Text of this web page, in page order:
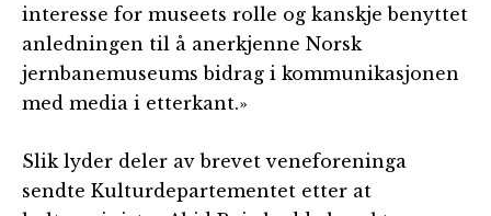
interesse for museets rolle og kanskje benyttet
anledningen til å anerkjenne Norsk
jernbanemuseums bidrag i kommunikasjonen
med media i etterkant.»
Slik lyder deler av brevet veneforeninga
sendte Kulturdepartementet etter at